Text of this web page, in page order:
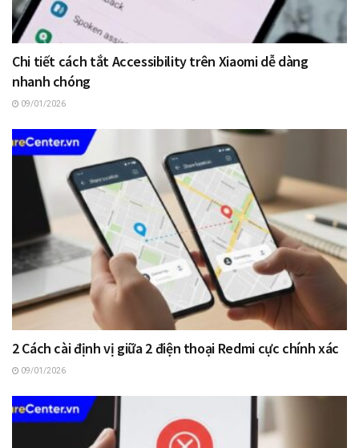
Chi tiết cách tắt Accessibility trên Xiaomi dễ dàng
nhanh chóng
09/01/2026
2 Cách cài định vị giữa 2 điện thoại Redmi cực chính xác
09/01/2026